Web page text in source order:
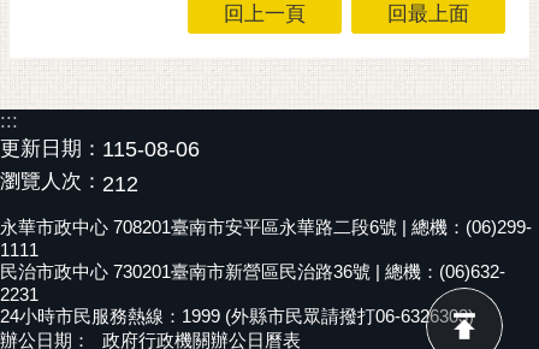
桐
花
網
站
導
覽
訂
回上一頁 回最上面
:::
更新日期： 115-08-06
瀏覽人次： 212
永華市政中心 708201臺南市安平區永華路二段6號 | 總機：(06)299-
1111
民治市政中心 730201臺南市新營區民治路36號 | 總機：(06)632-
2231
24小時市民服務熱線：1999 (外縣市民眾請撥打06-6326303)
辦公日期：
政府行政機關辦公日曆表